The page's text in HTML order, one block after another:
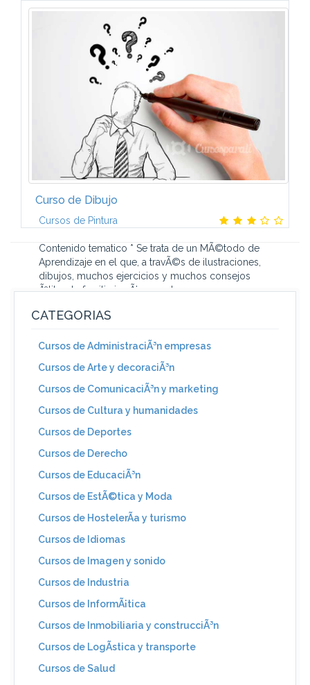
Un completo contenido orientado a la
practicaNuestro Plan de Estudios estÃ¡ orientado a
que obtengas el mayor enfoque prÃ¡ctico y que
saques el decorador que llevas dentro. Con...
Curso de Dibujo
Cursos de Pintura
Contenido tematico * Se trata de un MÃ©todo de
Aprendizaje en el que, a travÃ©s de ilustraciones,
dibujos, muchos ejercicios y muchos consejos
Ãºtiles, te familiarizarÃ¡s con el...
CATEGORIAS
Cursos de AdministraciÃ³n empresas
Cursos de Arte y decoraciÃ³n
Cursos de ComunicaciÃ³n y marketing
Cursos de Cultura y humanidades
Cursos de Deportes
Cursos de Derecho
Cursos de EducaciÃ³n
Cursos de EstÃ©tica y Moda
Cursos de HostelerÃ­a y turismo
Cursos de Idiomas
Cursos de Imagen y sonido
Cursos de Industria
Cursos de InformÃ¡tica
Cursos de Inmobiliaria y construcciÃ³n
Cursos de LogÃ­stica y transporte
Cursos de Salud